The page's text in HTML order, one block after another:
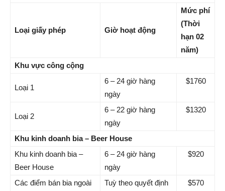
Loại giấy phép Giờ hoạt động
Mức phí
(Thời
hạn 02
năm)
Khu vực công cộng
Loại 1
6 – 24 giờ hàng
ngày
$1760
Loại 2
6 – 22 giờ hàng
ngày
$1320
Khu kinh doanh bia – Beer House
Khu kinh doanh bia –
Beer House
6 – 24 giờ hàng
ngày
$920
Các điểm bán bia ngoài
Tuỳ theo quyết định
$570